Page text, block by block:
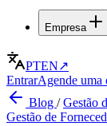
Empresa
PTEN↗
EntrarAgende uma
Blog /Gestão
Gestão de